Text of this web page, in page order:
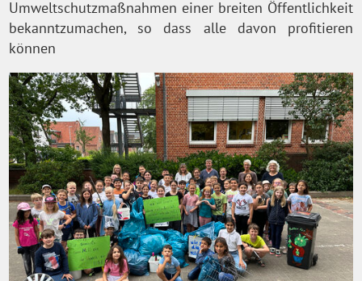
Umweltschutzmaßnahmen einer breiten Öffentlichkeit
bekanntzumachen, so dass alle davon profitieren
können